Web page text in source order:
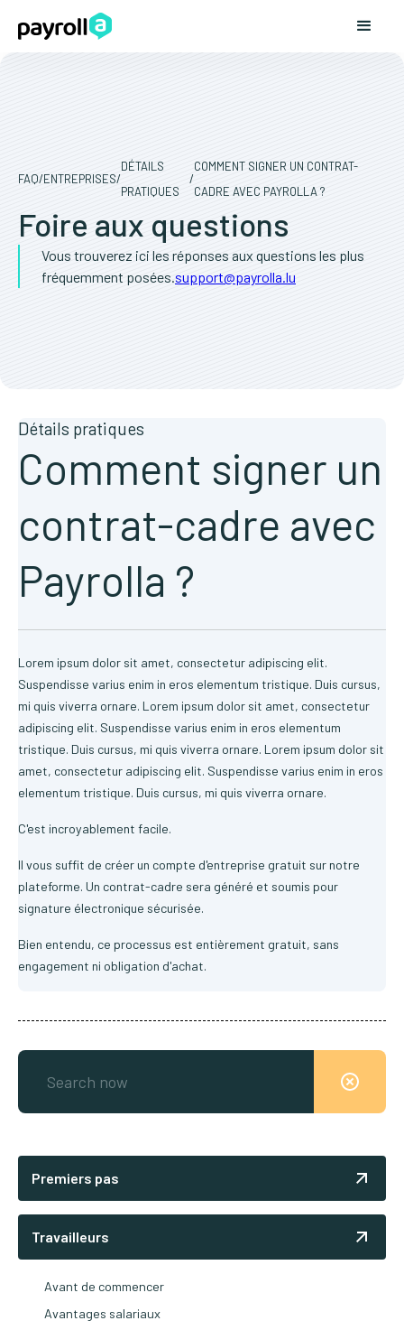
FAQ/ENTREPRISES/
DÉTAILS
PRATIQUES
/
COMMENT SIGNER UN CONTRAT-
CADRE AVEC PAYROLLA ?
Foire aux questions
Vous trouverez ici les réponses aux questions les plus
fréquemment posées.support@payrolla.lu
Détails pratiques
Comment signer un
contrat-cadre avec
Payrolla ?
Lorem ipsum dolor sit amet, consectetur adipiscing elit.
Suspendisse varius enim in eros elementum tristique. Duis cursus,
mi quis viverra ornare. Lorem ipsum dolor sit amet, consectetur
adipiscing elit. Suspendisse varius enim in eros elementum
tristique. Duis cursus, mi quis viverra ornare. Lorem ipsum dolor sit
amet, consectetur adipiscing elit. Suspendisse varius enim in eros
elementum tristique. Duis cursus, mi quis viverra ornare.
C'est incroyablement facile.
Il vous suffit de créer un compte d'entreprise gratuit sur notre
plateforme. Un contrat-cadre sera généré et soumis pour
signature électronique sécurisée.
Bien entendu, ce processus est entièrement gratuit, sans
engagement ni obligation d'achat.
Premiers pas
Travailleurs
Avant de commencer
Avantages salariaux